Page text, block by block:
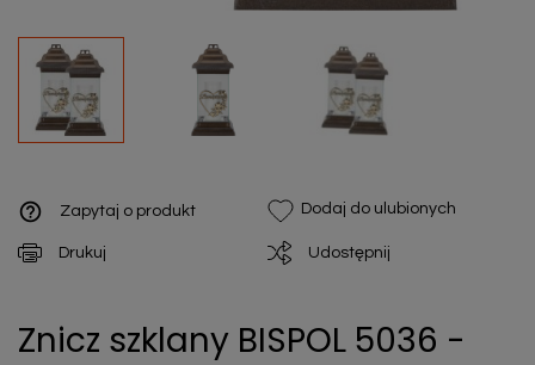
help_outline Zapytaj o produkt Dodaj do ulubionych
Drukuj Udostępnij
Znicz szklany BISPOL 5036 -